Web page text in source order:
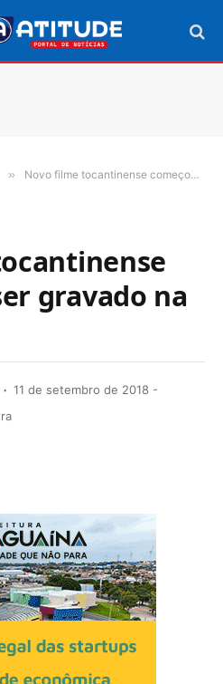
» Novo filme tocantinense começou a ser gravado na Capital
gravado na
11 de setembro de 2018 -